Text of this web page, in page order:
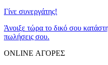
Γίνε συνεργάτης!
Άνοιξε τώρα το δικό σου
πωλήσεις σου.
ONLINE ΑΓΟΡΕΣ